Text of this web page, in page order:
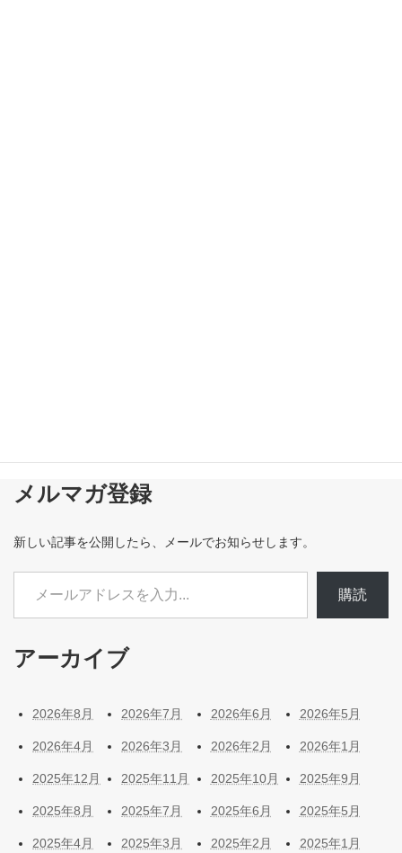
メルマガ登録
新しい記事を公開したら、メールでお知らせします。
メールアドレスを入力...
購読
アーカイブ
2026年8月 2026年7月 2026年6月 2026年5月
2026年4月 2026年3月 2026年2月 2026年1月
2025年12月 2025年11月 2025年10月 2025年9月
2025年8月 2025年7月 2025年6月 2025年5月
2025年4月 2025年3月 2025年2月 2025年1月